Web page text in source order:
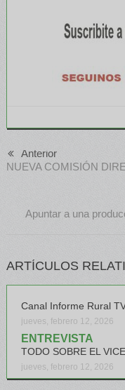
Anterior
NUEVA COMISIÓN
Apuntar a una
ARTÍCULOS
Canal Informe Rural
jueves, febrero 12, 2026
ENTREVISTA
TODO SOBRE EL
jueves, febrero 12, 2026